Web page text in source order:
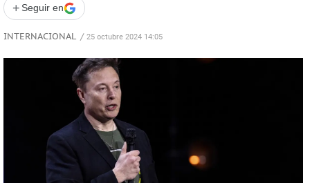
+ Seguir en
INTERNACIONAL / 25 octubre 2024 14:05